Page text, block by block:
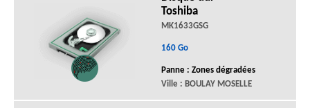
Toshiba
MK1633GSG
160 Go
Panne : Zones dégradées
Ville : BOULAY MOSELLE